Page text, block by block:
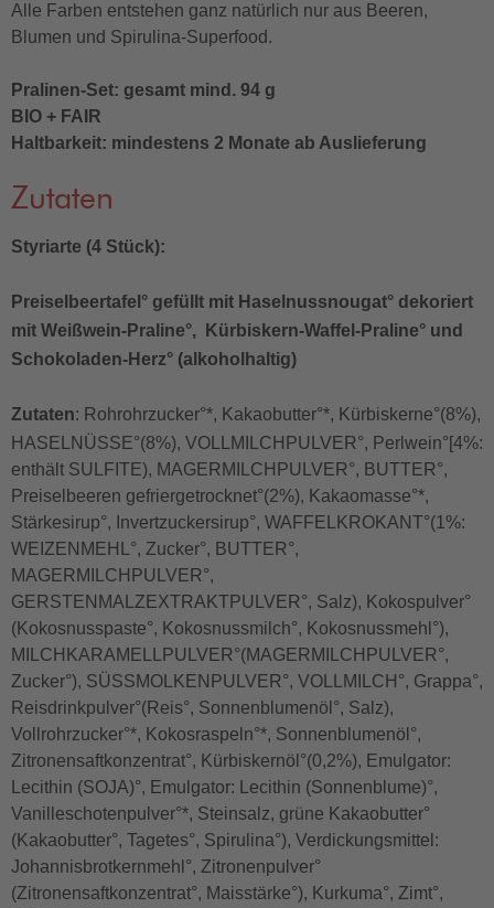
Alle Farben entstehen ganz natürlich nur aus Beeren,
Blumen und Spirulina-Superfood.
Pralinen-Set: gesamt mind. 94 g
BIO + FAIR
Haltbarkeit: mindestens 2 Monate ab Auslieferung
Zutaten
Styriarte (4 Stück):
Preiselbeertafel° gefüllt mit Haselnussnougat° dekoriert
mit Weißwein-Praline°, Kürbiskern-Waffel-Praline° und
Schokoladen-Herz° (alkoholhaltig)
Zutaten: Rohrohrzucker°*, Kakaobutter°*, Kürbiskerne°(8%),
HASELNÜSSE°(8%), VOLLMILCHPULVER°, Perlwein°[4%:
enthält SULFITE), MAGERMILCHPULVER°, BUTTER°,
Preiselbeeren gefriergetrocknet°(2%), Kakaomasse°*,
Stärkesirup°, Invertzuckersirup°, WAFFELKROKANT°(1%:
WEIZENMEHL°, Zucker°, BUTTER°,
MAGERMILCHPULVER°,
GERSTENMALZEXTRAKTPULVER°, Salz), Kokospulver°
(Kokosnusspaste°, Kokosnussmilch°, Kokosnussmehl°),
MILCHKARAMELLPULVER°(MAGERMILCHPULVER°,
Zucker°), SÜSSMOLKENPULVER°, VOLLMILCH°, Grappa°,
Reisdrinkpulver°(Reis°, Sonnenblumenöl°, Salz),
Vollrohrzucker°*, Kokosraspeln°*, Sonnenblumenöl°,
Zitronensaftkonzentrat°, Kürbiskernöl°(0,2%), Emulgator:
Lecithin (SOJA)°, Emulgator: Lecithin (Sonnenblume)°,
Vanilleschotenpulver°*, Steinsalz, grüne Kakaobutter°
(Kakaobutter°, Tagetes°, Spirulina°), Verdickungsmittel:
Johannisbrotkernmehl°, Zitronenpulver°
(Zitronensaftkonzentrat°, Maisstärke°), Kurkuma°, Zimt°,